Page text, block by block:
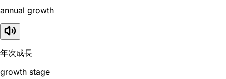
annual growth
年次成長
growth stage